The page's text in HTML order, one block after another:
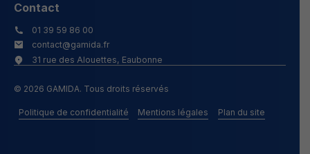
Contact
01 39 59 86 00
contact@gamida.fr
31 rue des Alouettes, Eaubonne
© 2026 GAMIDA. Tous droits réservés
Politique de confidentialité Mentions légales Plan du site